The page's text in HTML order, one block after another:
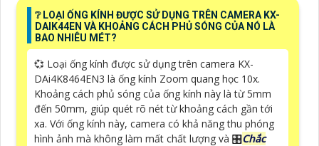
❔ LOẠI ỐNG KÍNH ĐƯỢC SỬ DỤNG TRÊN CAMERA KX-
DAIK44EN VÀ KHOẢNG CÁCH PHỦ SÓNG CỦA NÓ LÀ
BAO NHIÊU MÉT?
💞 Loại ống kính được sử dụng trên camera KX-
DAi4K8464EN3 là ống kính Zoom quang học 10x.
Khoảng cách phủ sóng của ống kính này là từ 5mm
đến 50mm, giúp quét rõ nét từ khoảng cách gần tới
xa. Với ống kính này, camera có khả năng thu phóng
hình ảnh mà không làm mất chất lượng và 🎛Chắc